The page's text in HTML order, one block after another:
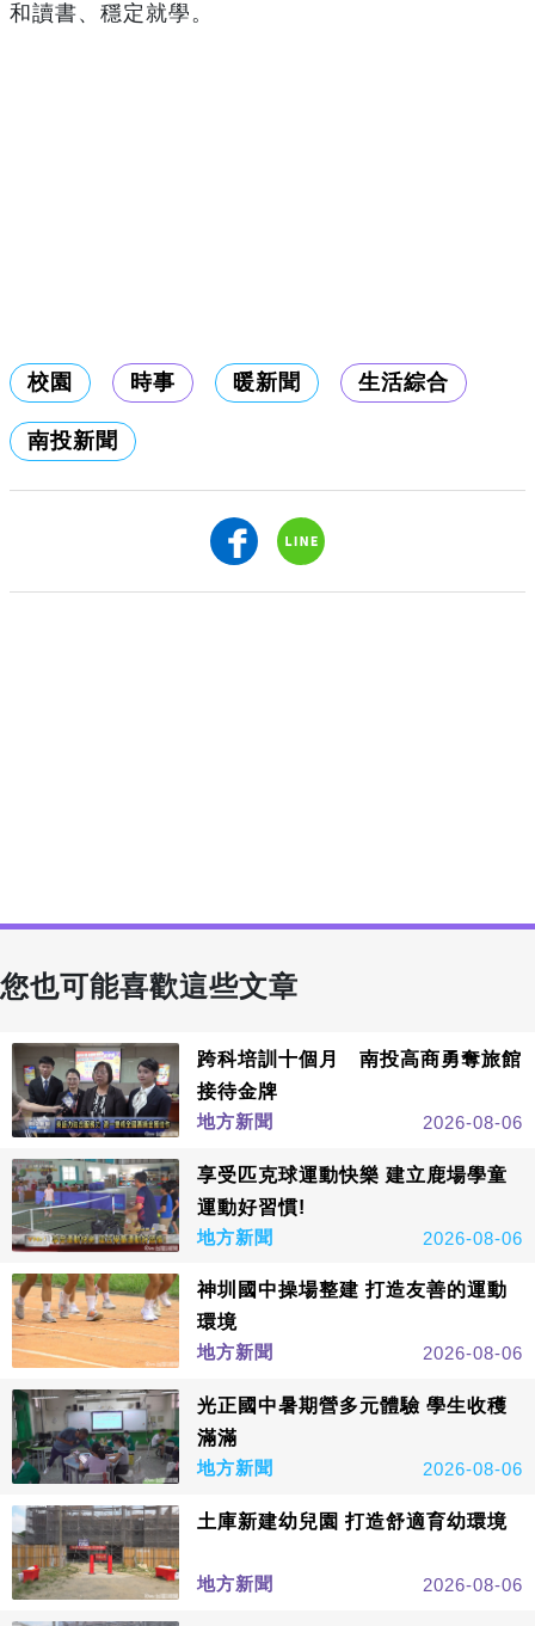
和讀書、穩定就學。
校園 時事 暖新聞 生活綜合
南投新聞
您也可能喜歡這些文章
跨科培訓十個月 南投高商勇奪旅館
接待金牌
地方新聞
2026-08-06
享受匹克球運動快樂 建立鹿場學童
運動好習慣!
地方新聞
2026-08-06
神圳國中操場整建 打造友善的運動
環境
地方新聞
2026-08-06
光正國中暑期營多元體驗 學生收穫
滿滿
地方新聞
2026-08-06
土庫新建幼兒園 打造舒適育幼環境
地方新聞 2026-08-06